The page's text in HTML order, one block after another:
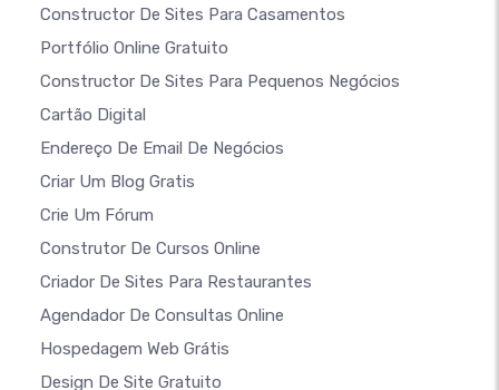
Constructor De Sites Para Casamentos
Portfólio Online Gratuito
Constructor De Sites Para Pequenos Negócios
Cartão Digital
Endereço De Email De Negócios
Criar Um Blog Gratis
Crie Um Fórum
Construtor De Cursos Online
Criador De Sites Para Restaurantes
Agendador De Consultas Online
Hospedagem Web Grátis
Design De Site Gratuito